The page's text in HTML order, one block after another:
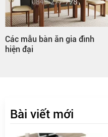
Các mẫu bàn ăn gia đình
hiện đại
Bài viết mới